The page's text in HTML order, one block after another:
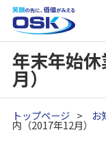
年末年始
月）
トップページ > お
内（2017年12月）